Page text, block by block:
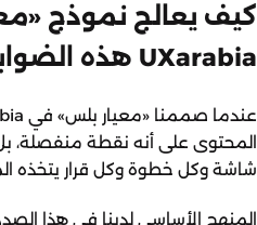
كيف يعالج نموذج
UXarabia هذه الضوابط؟
عندما صممنا «معيار بلس»
المحتوى على أنه نقطة
شاشة وكل خطوة وكل قرار يتخذه
المنهج الأساسي لدينا في هذا